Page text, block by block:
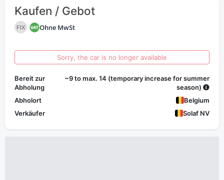
Kaufen / Gebot
FIX Ohne MwSt
Sorry, the car is no longer available
Bereit zur
Abholung
~9 to max. 14 (temporary increase for summer
season)
Abholort
Belgium
Verkäufer
Solaf NV